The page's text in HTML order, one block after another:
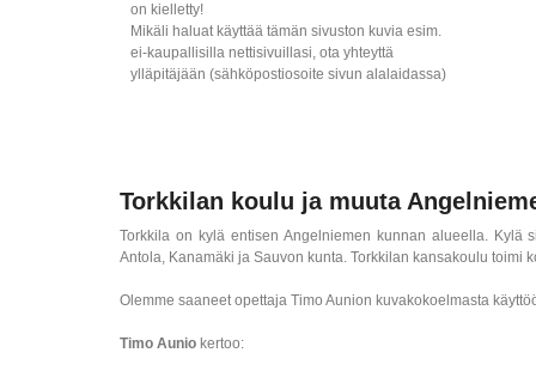
on kielletty!
Mikäli haluat käyttää tämän sivuston kuvia esim.
ei-kaupallisilla nettisivuillasi, ota yhteyttä
ylläpitäjään (sähköpostiosoite sivun alalaidassa)
Torkkilan koulu ja muuta
Torkkila on kylä entisen Angelniemen kunnan alueella. Kylä
Antola, Kanamäki ja Sauvon kunta. Torkkilan kansakoulu
Olemme saaneet opettaja Timo Aunion kuvakokoelmasta
Timo Aunio kertoo: